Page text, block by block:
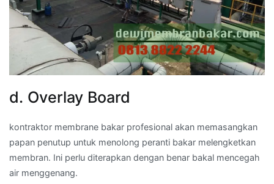
d. Overlay Board
kontraktor membrane bakar profesional akan memasangkan
papan penutup untuk menolong peranti bakar melengketkan
membran. Ini perlu diterapkan dengan benar bakal mencegah
air menggenang.